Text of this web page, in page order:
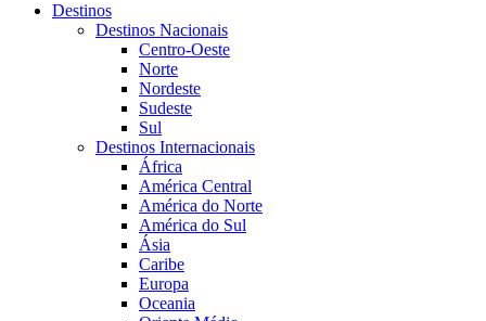
Destinos
Destinos Nacionais
Centro-Oeste
Norte
Nordeste
Sudeste
Sul
Destinos Internacionais
África
América Central
América do Norte
América do Sul
Ásia
Caribe
Europa
Oceania